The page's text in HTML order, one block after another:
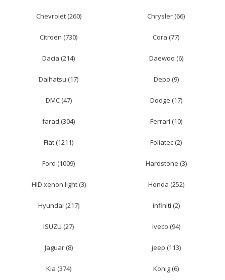
Chevrolet (260) Chrysler (66)
Citroen (730) Cora (77)
Dacia (214) Daewoo (6)
Daihatsu (17) Depo (9)
DMC (47) Dodge (17)
farad (304) Ferrari (10)
Fiat (1211) Foliatec (2)
Ford (1009) Hardstone (3)
HID xenon light (3) Honda (252)
Hyundai (217) infiniti (2)
ISUZU (27) iveco (94)
Jaguar (8) jeep (113)
Kia (374) Konig (6)